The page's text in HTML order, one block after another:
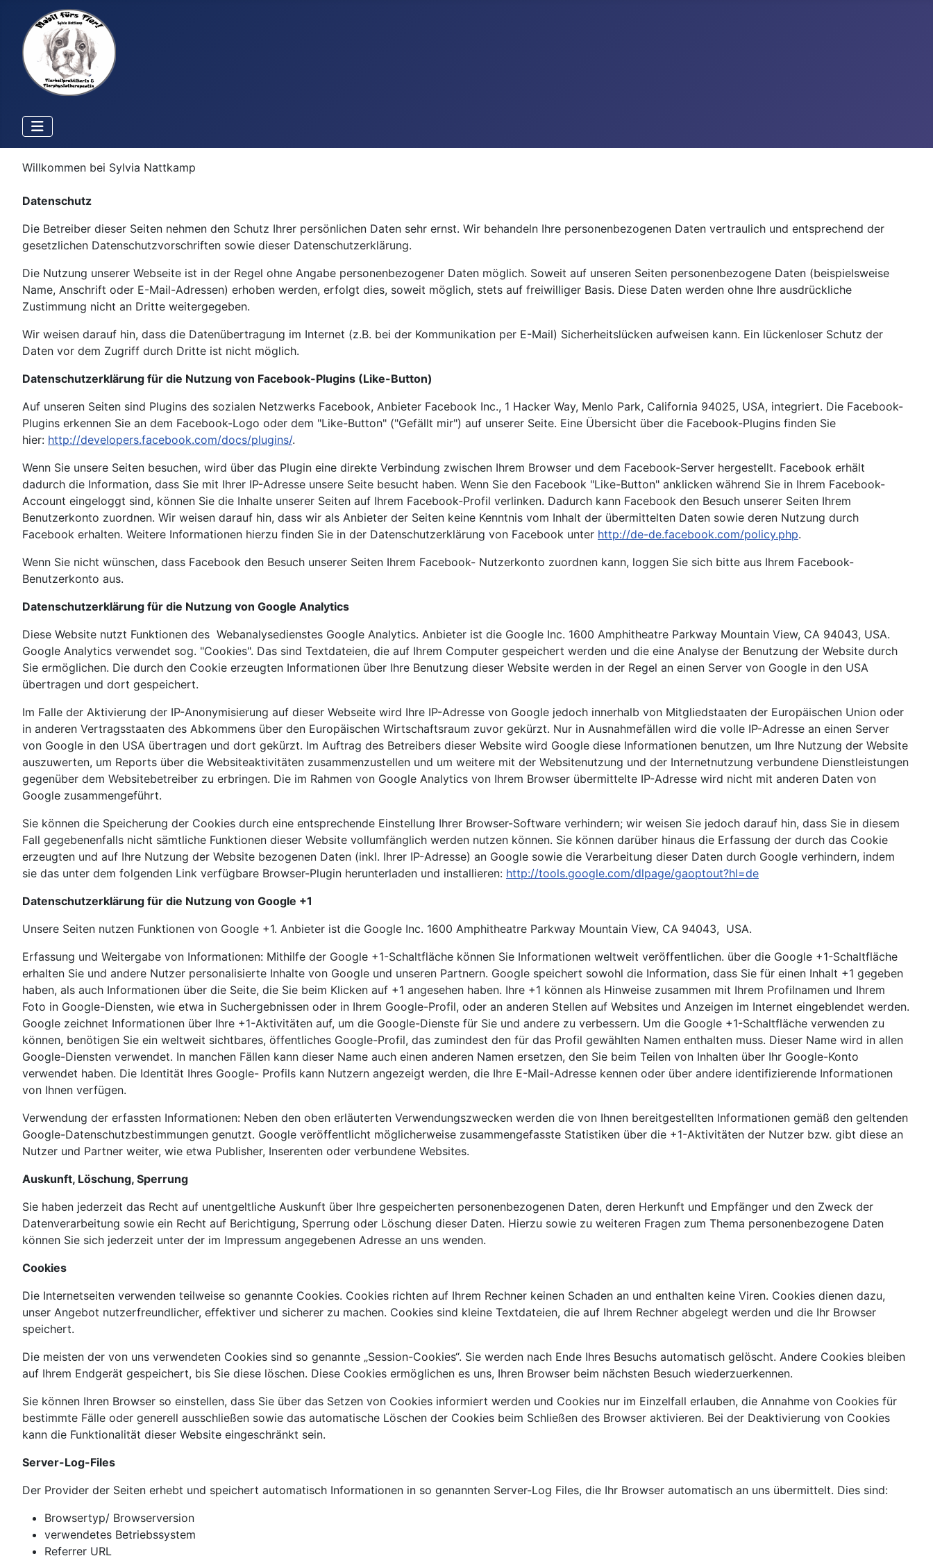
Willkommen bei Sylvia Nattkamp
Datenschutz
Die Betreiber dieser Seiten nehmen den Schutz Ihrer persönlichen Daten sehr ernst. Wir behandeln Ihre personenbezogenen Daten vertraulich und entsprechend der
gesetzlichen Datenschutzvorschriften sowie dieser Datenschutzerklärung.
Die Nutzung unserer Webseite ist in der Regel ohne Angabe personenbezogener Daten möglich. Soweit auf unseren Seiten personenbezogene Daten (beispielsweise
Name, Anschrift oder E-Mail-Adressen) erhoben werden, erfolgt dies, soweit möglich, stets auf freiwilliger Basis. Diese Daten werden ohne Ihre ausdrückliche
Zustimmung nicht an Dritte weitergegeben.
Wir weisen darauf hin, dass die Datenübertragung im Internet (z.B. bei der Kommunikation per E-Mail) Sicherheitslücken aufweisen kann. Ein lückenloser Schutz der
Daten vor dem Zugriff durch Dritte ist nicht möglich.
Datenschutzerklärung für die Nutzung von Facebook-Plugins (Like-Button)
Auf unseren Seiten sind Plugins des sozialen Netzwerks Facebook, Anbieter Facebook Inc., 1 Hacker Way, Menlo Park, California 94025, USA, integriert. Die Facebook-
Plugins erkennen Sie an dem Facebook-Logo oder dem "Like-Button" ("Gefällt mir") auf unserer Seite. Eine Übersicht über die Facebook-Plugins finden Sie
hier: http://developers.facebook.com/docs/plugins/.
Wenn Sie unsere Seiten besuchen, wird über das Plugin eine direkte Verbindung zwischen Ihrem Browser und dem Facebook-Server hergestellt. Facebook erhält
dadurch die Information, dass Sie mit Ihrer IP-Adresse unsere Seite besucht haben. Wenn Sie den Facebook "Like-Button" anklicken während Sie in Ihrem Facebook-
Account eingeloggt sind, können Sie die Inhalte unserer Seiten auf Ihrem Facebook-Profil verlinken. Dadurch kann Facebook den Besuch unserer Seiten Ihrem
Benutzerkonto zuordnen. Wir weisen darauf hin, dass wir als Anbieter der Seiten keine Kenntnis vom Inhalt der übermittelten Daten sowie deren Nutzung durch
Facebook erhalten. Weitere Informationen hierzu finden Sie in der Datenschutzerklärung von Facebook unter http://de-de.facebook.com/policy.php.
Wenn Sie nicht wünschen, dass Facebook den Besuch unserer Seiten Ihrem Facebook- Nutzerkonto zuordnen kann, loggen Sie sich bitte aus Ihrem Facebook-
Benutzerkonto aus.
Datenschutzerklärung für die Nutzung von Google Analytics
Diese Website nutzt Funktionen des Webanalysedienstes Google Analytics. Anbieter ist die Google Inc. 1600 Amphitheatre Parkway Mountain View, CA 94043, USA.
Google Analytics verwendet sog. "Cookies". Das sind Textdateien, die auf Ihrem Computer gespeichert werden und die eine Analyse der Benutzung der Website durch
Sie ermöglichen. Die durch den Cookie erzeugten Informationen über Ihre Benutzung dieser Website werden in der Regel an einen Server von Google in den USA
übertragen und dort gespeichert.
Im Falle der Aktivierung der IP-Anonymisierung auf dieser Webseite wird Ihre IP-Adresse von Google jedoch innerhalb von Mitgliedstaaten der Europäischen Union oder
in anderen Vertragsstaaten des Abkommens über den Europäischen Wirtschaftsraum zuvor gekürzt. Nur in Ausnahmefällen wird die volle IP-Adresse an einen Server
von Google in den USA übertragen und dort gekürzt. Im Auftrag des Betreibers dieser Website wird Google diese Informationen benutzen, um Ihre Nutzung der Website
auszuwerten, um Reports über die Websiteaktivitäten zusammenzustellen und um weitere mit der Websitenutzung und der Internetnutzung verbundene Dienstleistungen
gegenüber dem Websitebetreiber zu erbringen. Die im Rahmen von Google Analytics von Ihrem Browser übermittelte IP-Adresse wird nicht mit anderen Daten von
Google zusammengeführt.
Sie können die Speicherung der Cookies durch eine entsprechende Einstellung Ihrer Browser-Software verhindern; wir weisen Sie jedoch darauf hin, dass Sie in diesem
Fall gegebenenfalls nicht sämtliche Funktionen dieser Website vollumfänglich werden nutzen können. Sie können darüber hinaus die Erfassung der durch das Cookie
erzeugten und auf Ihre Nutzung der Website bezogenen Daten (inkl. Ihrer IP-Adresse) an Google sowie die Verarbeitung dieser Daten durch Google verhindern, indem
sie das unter dem folgenden Link verfügbare Browser-Plugin herunterladen und installieren: http://tools.google.com/dlpage/gaoptout?hl=de
Datenschutzerklärung für die Nutzung von Google +1
Unsere Seiten nutzen Funktionen von Google +1. Anbieter ist die Google Inc. 1600 Amphitheatre Parkway Mountain View, CA 94043, USA.
Erfassung und Weitergabe von Informationen: Mithilfe der Google +1-Schaltfläche können Sie Informationen weltweit veröffentlichen. über die Google +1-Schaltfläche
erhalten Sie und andere Nutzer personalisierte Inhalte von Google und unseren Partnern. Google speichert sowohl die Information, dass Sie für einen Inhalt +1 gegeben
haben, als auch Informationen über die Seite, die Sie beim Klicken auf +1 angesehen haben. Ihre +1 können als Hinweise zusammen mit Ihrem Profilnamen und Ihrem
Foto in Google-Diensten, wie etwa in Suchergebnissen oder in Ihrem Google-Profil, oder an anderen Stellen auf Websites und Anzeigen im Internet eingeblendet werden.
Google zeichnet Informationen über Ihre +1-Aktivitäten auf, um die Google-Dienste für Sie und andere zu verbessern. Um die Google +1-Schaltfläche verwenden zu
können, benötigen Sie ein weltweit sichtbares, öffentliches Google-Profil, das zumindest den für das Profil gewählten Namen enthalten muss. Dieser Name wird in allen
Google-Diensten verwendet. In manchen Fällen kann dieser Name auch einen anderen Namen ersetzen, den Sie beim Teilen von Inhalten über Ihr Google-Konto
verwendet haben. Die Identität Ihres Google- Profils kann Nutzern angezeigt werden, die Ihre E-Mail-Adresse kennen oder über andere identifizierende Informationen
von Ihnen verfügen.
Verwendung der erfassten Informationen: Neben den oben erläuterten Verwendungszwecken werden die von Ihnen bereitgestellten Informationen gemäß den geltenden
Google-Datenschutzbestimmungen genutzt. Google veröffentlicht möglicherweise zusammengefasste Statistiken über die +1-Aktivitäten der Nutzer bzw. gibt diese an
Nutzer und Partner weiter, wie etwa Publisher, Inserenten oder verbundene Websites.
Auskunft, Löschung, Sperrung
Sie haben jederzeit das Recht auf unentgeltliche Auskunft über Ihre gespeicherten personenbezogenen Daten, deren Herkunft und Empfänger und den Zweck der
Datenverarbeitung sowie ein Recht auf Berichtigung, Sperrung oder Löschung dieser Daten. Hierzu sowie zu weiteren Fragen zum Thema personenbezogene Daten
können Sie sich jederzeit unter der im Impressum angegebenen Adresse an uns wenden.
Cookies
Die Internetseiten verwenden teilweise so genannte Cookies. Cookies richten auf Ihrem Rechner keinen Schaden an und enthalten keine Viren. Cookies dienen dazu,
unser Angebot nutzerfreundlicher, effektiver und sicherer zu machen. Cookies sind kleine Textdateien, die auf Ihrem Rechner abgelegt werden und die Ihr Browser
speichert.
Die meisten der von uns verwendeten Cookies sind so genannte „Session-Cookies“. Sie werden nach Ende Ihres Besuchs automatisch gelöscht. Andere Cookies bleiben
auf Ihrem Endgerät gespeichert, bis Sie diese löschen. Diese Cookies ermöglichen es uns, Ihren Browser beim nächsten Besuch wiederzuerkennen.
Sie können Ihren Browser so einstellen, dass Sie über das Setzen von Cookies informiert werden und Cookies nur im Einzelfall erlauben, die Annahme von Cookies für
bestimmte Fälle oder generell ausschließen sowie das automatische Löschen der Cookies beim Schließen des Browser aktivieren. Bei der Deaktivierung von Cookies
kann die Funktionalität dieser Website eingeschränkt sein.
Server-Log-Files
Der Provider der Seiten erhebt und speichert automatisch Informationen in so genannten Server-Log Files, die Ihr Browser automatisch an uns übermittelt. Dies sind:
Browsertyp/ Browserversion
verwendetes Betriebssystem
Referrer URL